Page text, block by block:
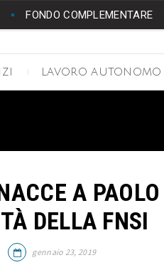
FONDO COMPLEMENTARE
LAVORO AUTONOMO
A
DELLA FNSI
gennaio 23, 2019